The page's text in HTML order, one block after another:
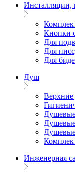
Кнопки
Для
Для
Для биде
Душ
Инженерная